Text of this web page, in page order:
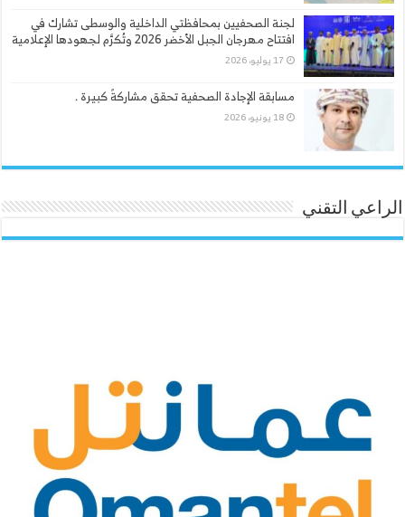
لجنة الصحفيين بمحافظتي الداخلية والوسطى تشارك في
افتتاح مهرجان الجبل الأخضر 2026 وتُكرَّم لجهودها الإعلامية
17 يوليو، 2026
مسابقة الإجادة الصحفية تحقق مشاركةً كبيرة .
18 يونيو، 2026
الراعي التقني